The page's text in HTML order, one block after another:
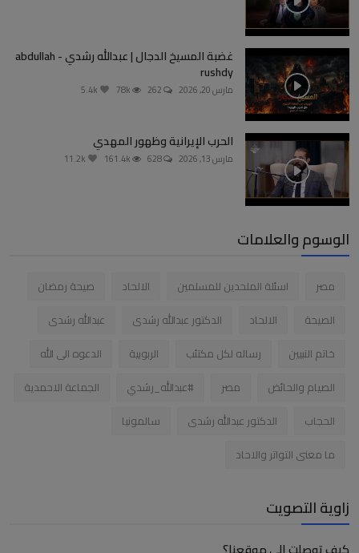
غضبة المسيخ الدجال | عبدالله رشدي - abdullah
rushdy
مارس 20, 2026
الحرب الإيرانية وظهور المهدي
مارس 13, 2026
الوسوم والعلامات
مصر اسئلة الملحدين للمسلمين الالحاد
صيحة رمضان
الصيحة
الالحاد الدكتور عبدالله رشدى
عبدالله رشدى
خاتم النبيين
رساله لكل مكتئب الربوبية
الدعوه الى الله
الصيام والحائض
مصر #عبدالله_رشدي
الجماعة الاحمدية
الحجاب
الدكتور عبدالله رشدى
سالمونيا
ما معنى التواتر والاحاد
زاوية التصويت